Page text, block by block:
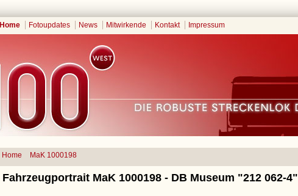
Home Fotoupdates News Mitwirkende Kontakt Impressum
Home MaK 1000198
Fahrzeugportrait MaK 1000198 - DB Museum "212 062-4"